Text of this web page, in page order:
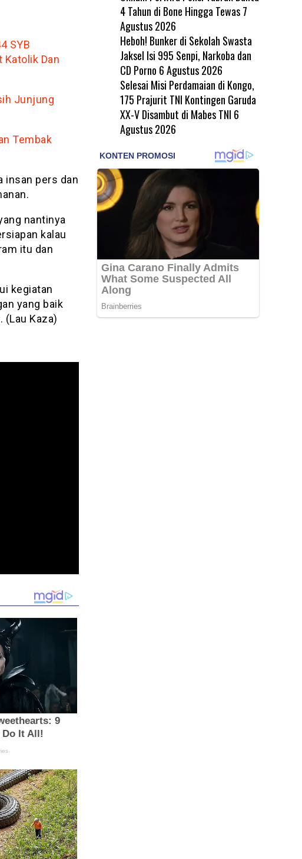
SYB
Katolik Dan
Junjung
Tembak
insan pers dan
nantinya
kalau
itu dan
kegiatan
yang baik
(Lau Kaza)
4 Tahun di Bone Hingga Tewas 7
Agustus 2026
Heboh! Bunker di Sekolah Swasta
Jaksel Isi 995 Senpi, Narkoba dan
CD Porno 6 Agustus 2026
Selesai Misi Perdamaian di Kongo,
175 Prajurit TNI Kontingen Garuda
XX-V Disambut di Mabes TNI 6
Agustus 2026